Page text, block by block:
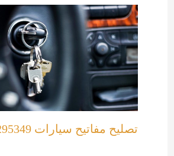
تصليح مفاتيح سيارات 92295349